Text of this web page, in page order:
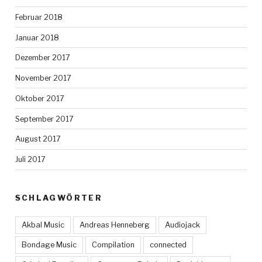
Februar 2018
Januar 2018
Dezember 2017
November 2017
Oktober 2017
September 2017
August 2017
Juli 2017
SCHLAGWÖRTER
Akbal Music Andreas Henneberg Audiojack
Bondage Music Compilation connected